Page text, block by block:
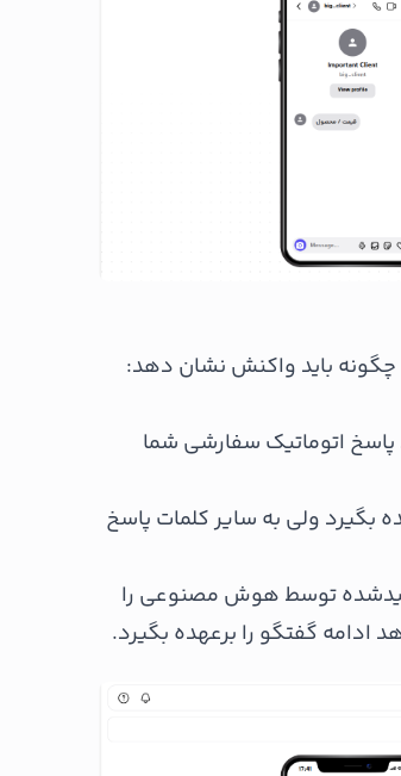
باید واکنش نشان دهد:
اتوماتیک سفارشی شما
بگیرد ولی به سایر کلمات پاسخ
توسط هوش مصنوعی را
ادامه گفتگو را برعهده بگیرد.